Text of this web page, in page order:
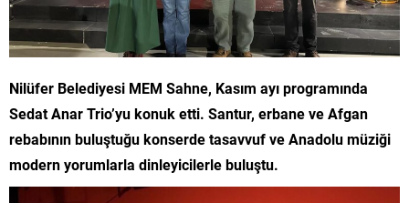
Nilüfer Belediyesi MEM Sahne, Kasım ayı programında
Sedat Anar Trio’yu konuk etti. Santur, erbane ve Afgan
rebabının buluştuğu konserde tasavvuf ve Anadolu müziği
modern yorumlarla dinleyicilerle buluştu.